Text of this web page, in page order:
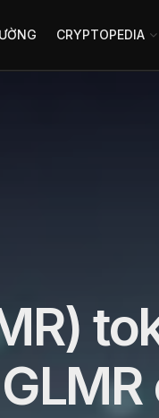
CRYPTOPEDIA